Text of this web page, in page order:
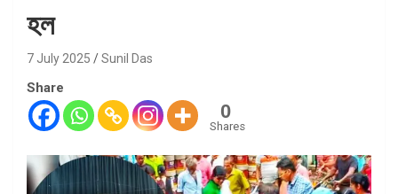
হল
7 July 2025 Sunil Das
Share
0
Shares